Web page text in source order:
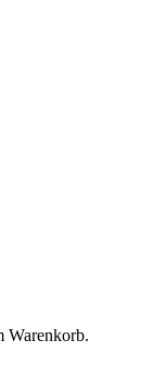
Warenkorb.